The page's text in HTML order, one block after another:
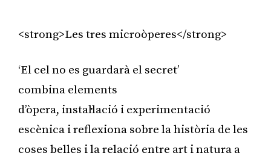
<strong>Les tres microòperes</strong>
‘El cel no es guardarà el secret’
combina elements
d’òpera, instal·lació i experimentació
escènica i reflexiona sobre la història de les
coses belles i la relació entre art i natura a